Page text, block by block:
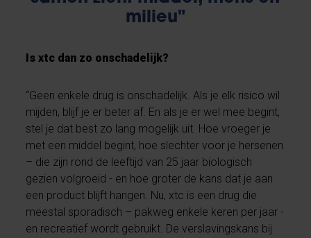
milieu"
Is xtc dan zo onschadelijk?
“Geen enkele drug is onschadelijk. Als je elk risico wil
mijden, blijf je er beter af. En als je er wel mee begint,
stel je dat best zo lang mogelijk uit. Hoe vroeger je
met een middel begint, hoe slechter voor je hersenen
– die zijn rond de leeftijd van 25 jaar biologisch
gezien volgroeid - en hoe groter de kans dat je aan
een product blijft hangen. Nu, xtc is een drug die
meestal sporadisch – pakweg enkele keren per jaar -
en recreatief wordt gebruikt. De verslavingskans bij